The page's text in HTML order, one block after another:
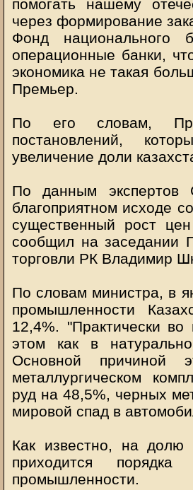
помогать нашему
через формирование
Фонд национального
операционные банки,
экономика не такая
Премьер.
По его словам,
постановлений,
увеличение доли
По данным
благоприятном исходе
существенный рост
сообщил на заседании
торговли РК Владимир
По словам министра, в
промышленности
12,4%. "Практически
этом как в
Основной причиной
металлургическом
руд на 48,5%, черных
мировой спад в
Как известно, на долю
приходится
промышленности.